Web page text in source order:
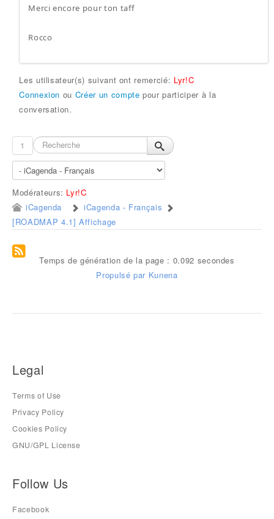
Merci encore pour ton taff
Rocco
Les utilisateur(s) suivant ont remercié: Lyr!C
Connexion ou Créer un compte pour participer à la
conversation.
1
Modérateurs: Lyr!C
iCagenda
iCagenda - Français
[ROADMAP 4.1] Affichage
Temps de génération de la page : 0.092 secondes
Propulsé par Kunena
Legal
Terms of Use
Privacy Policy
Cookies Policy
GNU/GPL License
Follow Us
Facebook